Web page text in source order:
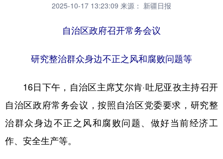
民生 访谈
专题 服务
地方频道
北京 天津 河北 山西
2025-10-17 13:23:09 来源： 新疆日报
自治区政府召开常务会议
研究整治群众身边不正之风和腐败问题等
16日下午，自治区主席艾尔肯·吐尼亚孜主持召开
自治区政府常务会议，按照自治区党委要求，研究整
治群众身边不正之风和腐败问题、做好当前经济工
作、安全生产等。